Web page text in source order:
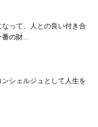
って、人との良い付き合
の財...
シェルジュとして人生を